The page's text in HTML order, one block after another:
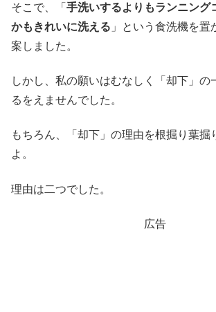
そこで、「 手洗いするよりもランニング
かもきれいに洗える 」という食洗機を置
案しました。
しかし、私の願いはむなしく「却下」の
るをえませんでした。
もちろん、「却下」の理由を根掘り葉掘
よ。
理由は二つでした。
広告